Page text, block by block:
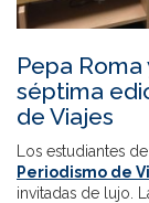
Pepa
séptima
de Viajes
Los estudiantes
Periodismo de
invitadas de lujo.